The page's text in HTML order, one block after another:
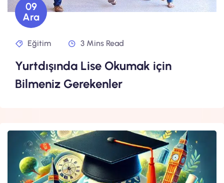
09
Ara
Eğitim 3 Mins Read
Yurtdışında Lise Okumak için
Bilmeniz Gerekenler